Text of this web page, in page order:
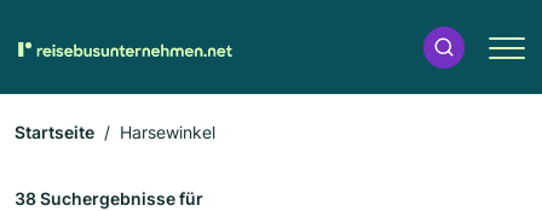
Startseite Harsewinkel
38 Suchergebnisse für